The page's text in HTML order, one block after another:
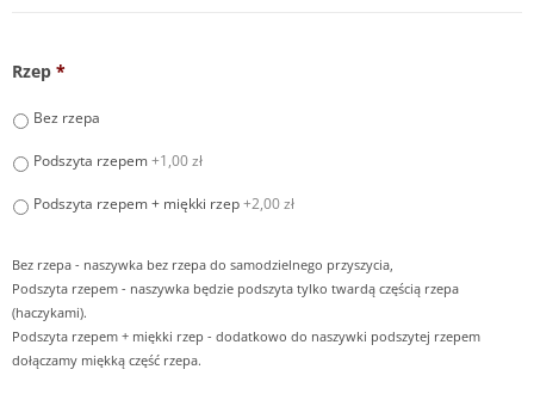
Rzep *
Bez rzepa
Podszyta rzepem+1,00 zł
Podszyta rzepem + miękki rzep+2,00 zł
Bez rzepa - naszywka bez rzepa do samodzielnego przyszycia,
Podszyta rzepem - naszywka będzie podszyta tylko twardą częścią rzepa
(haczykami).
Podszyta rzepem + miękki rzep - dodatkowo do naszywki podszytej rzepem
dołączamy miękką część rzepa.